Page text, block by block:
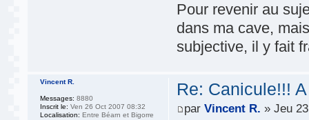
Pour revenir au
dans ma cave,
subjective, il y fait
Re: Canicule!!!
parVincent R. » Jeu
Vincent R.
Messages: 8880
Inscrit le: Ven 26 Oct 2007 08:32
Localisation: Entre Béarn et Bigorre